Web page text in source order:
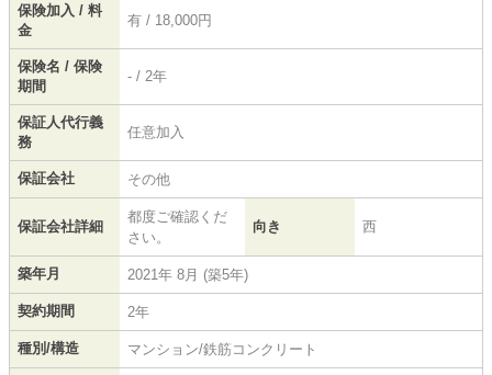
保険加入 / 料
金
有 / 18,000円
保険名 / 保険
期間
- / 2年
保証人代行義
務
任意加入
保証会社 その他
保証会社詳細
都度ご確認くだ
さい。
向き 西
築年月 2021年 8月 (築5年)
契約期間 2年
種別/構造 マンション/鉄筋コンクリート